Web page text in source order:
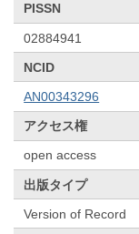
PISSN
02884941
NCID
AN00343296
アクセス権
open access
出版タイプ
Version of Record